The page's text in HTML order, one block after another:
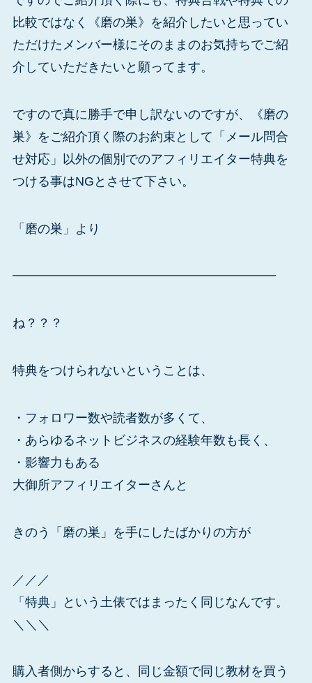
比較ではなく《磨の巣》を紹介したいと思ってい
ただけたメンバー様にそのままのお気持ちでご紹
介していただきたいと願ってます。
ですので真に勝手で申し訳ないのですが、《磨の
巣》をご紹介頂く際のお約束として「メール問合
せ対応」以外の個別でのアフィリエイター特典を
つける事はNGとさせて下さい。
「磨の巣」より
━━━━━━━━━━━━━━━━━━━━━
ね？？？
特典をつけられないということは、
・フォロワー数や読者数が多くて、
・あらゆるネットビジネスの経験年数も長く、
・影響力もある
大御所アフィリエイターさんと
きのう「磨の巣」を手にしたばかりの方が
／／／
「特典」という土俵ではまったく同じなんです。
＼＼＼
購入者側からすると、同じ金額で同じ教材を買う